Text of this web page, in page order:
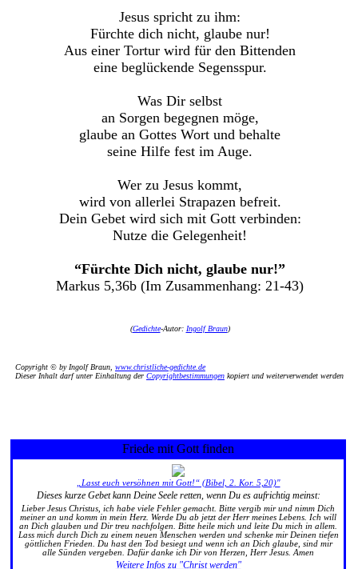
Jesus spricht zu ihm:
Fürchte dich nicht, glaube nur!
Aus einer Tortur wird für den Bittenden
eine beglückende Segensspur.
Was Dir selbst
an Sorgen begegnen möge,
glaube an Gottes Wort und behalte
seine Hilfe fest im Auge.
Wer zu Jesus kommt,
wird von allerlei Strapazen befreit.
Dein Gebet wird sich mit Gott verbinden:
Nutze die Gelegenheit!
“Fürchte Dich nicht, glaube nur!”
Markus 5,36b (Im Zusammenhang: 21-43)
(Gedichte-Autor: Ingolf Braun)
Copyright © by Ingolf Braun, www.christliche-gedichte.de
Dieser Inhalt darf unter Einhaltung der Copyrightbestimmungen kopiert und weiterverwendet werden
Friede mit Gott finden
„Lasst euch versöhnen mit Gott!“ (Bibel, 2. Kor. 5,20)"
Dieses kurze Gebet kann Deine Seele retten, wenn Du es aufrichtig meinst:
Lieber Jesus Christus, ich habe viele Fehler gemacht. Bitte vergib mir und nimm Dich
meiner an und komm in mein Herz. Werde Du ab jetzt der Herr meines Lebens. Ich will
an Dich glauben und Dir treu nachfolgen. Bitte heile mich und leite Du mich in allem.
Lass mich durch Dich zu einem neuen Menschen werden und schenke mir Deinen tiefen
göttlichen Frieden. Du hast den Tod besiegt und wenn ich an Dich glaube, sind mir
alle Sünden vergeben. Dafür danke ich Dir von Herzen, Herr Jesus. Amen
Weitere Infos zu "Christ werden"